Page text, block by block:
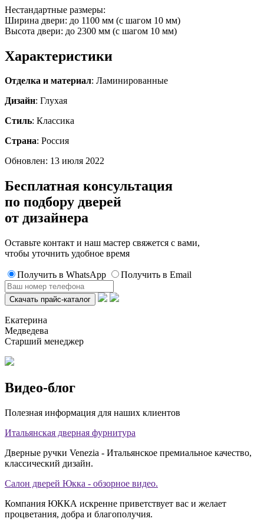
Нестандартные размеры:
Ширина двери: до 1100 мм (с шагом 10 мм)
Высота двери: до 2300 мм (с шагом 10 мм)
Характеристики
Отделка и материал: Ламинированные
Дизайн: Глухая
Стиль: Классика
Страна: Россия
Обновлен: 13 июля 2022
Бесплатная консультация
по подбору дверей
от дизайнера
Оставьте контакт и наш мастер свяжется с вами,
чтобы уточнить удобное время
Получить в WhatsApp Получить в Email
Екатерина
Медведева
Старший менеджер
Видео-блог
Полезная информация для наших клиентов
Итальянская дверная фурнитура
Дверные ручки Venezia - Итальянское премиальное качество,
классический дизайн.
Салон дверей Юкка - обзорное видео.
Компания ЮККА искренне приветствует вас и желает
процветания, добра и благополучия.